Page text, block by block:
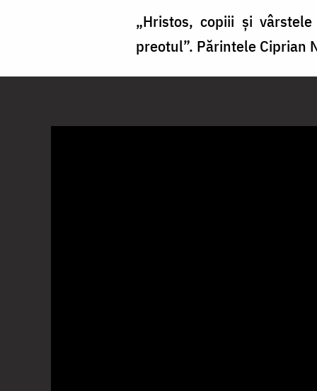
„Hristos, copiii și
preotul”. Părintele Ciprian